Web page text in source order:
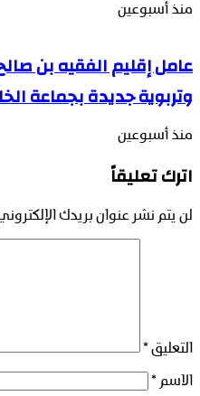
منذ أسبوعين
عامل إقليم الفقيه بن
وتربوية جديدة بجماعة
منذ أسبوعين
اترك تعليقاً
لن يتم نشر عنوان بريدك
التعليق *
الاسم *